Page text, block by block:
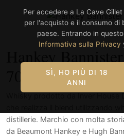
Per accedere a La Cave
per l'acquisto e il consumo di
paese. Entrando in
Informativa sulla Privacy
SÌ, HO PIÙ DI 18
ANNI
Hankey
distillerie. Marchio con molta
da Beaumont Hankey e Hugh